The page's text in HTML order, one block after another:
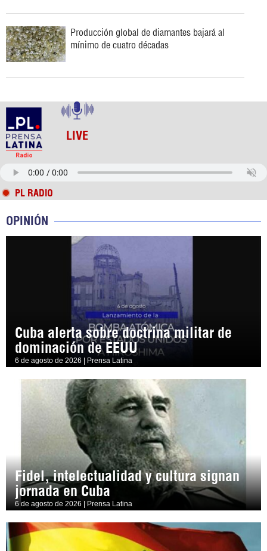
Producción global de diamantes bajará al
mínimo de cuatro décadas
LIVE
PL RADIO
OPINIÓN
Cuba alerta sobre doctrina militar de
dominación de EEUU
6 de agosto de 2026 | Prensa Latina
Fidel, intelectualidad y cultura signan
jornada en Cuba
6 de agosto de 2026 | Prensa Latina